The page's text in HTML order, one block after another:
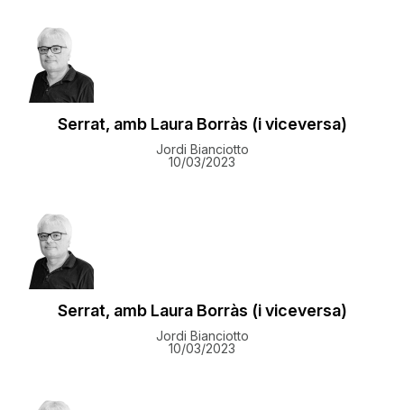
Serrat, amb Laura Borràs (i viceversa)
Jordi Bianciotto
10/03/2023
Serrat, amb Laura Borràs (i viceversa)
Jordi Bianciotto
10/03/2023